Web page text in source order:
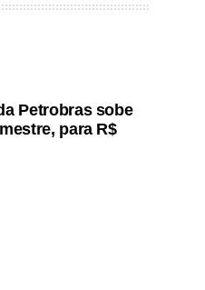
Petrobras sobe
para R$